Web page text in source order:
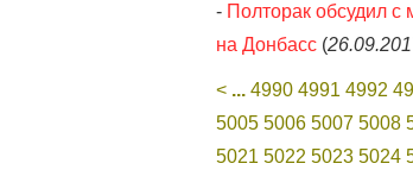
- Полторак обсудил
на Донбасс (
< ... 4990 4991 4992
5005 5006 5007 5008
5021 5022 5023 5024